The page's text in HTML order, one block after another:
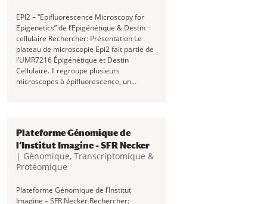
EPI2 – “Epifluorescence Microscopy for
Epigenetics” de l’Epigénétique & Destin
cellulaire Rechercher: Présentation Le
plateau de microscopie Epi2 fait partie de
l’UMR7216 Épigénétique et Destin
Cellulaire. Il regroupe plusieurs
microscopes à épifluorescence, un...
Plateforme Génomique de
l’Institut Imagine – SFR Necker
| Génomique, Transcriptomique &
Protéomique
Plateforme Génomique de l’Institut
Imagine – SFR Necker Rechercher: